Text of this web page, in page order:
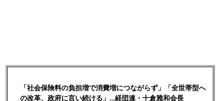
「社会保険料の負担増で消費増につながらず」「全世帯型へ
の改革、政府に言い続ける」…経団連・十倉雅和会長